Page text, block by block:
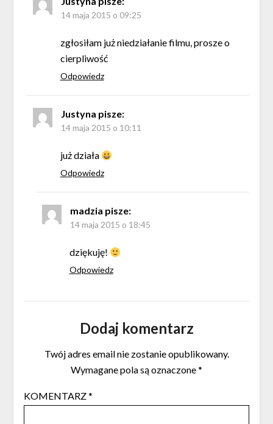
14 maja 2015 o 09:25
zgłosiłam już niedziałanie filmu, prosze o
cierpliwość
Odpowiedz
Justyna pisze:
14 maja 2015 o 10:11
już działa
Odpowiedz
madzia pisze:
14 maja 2015 o 18:45
dziękuję!
Odpowiedz
Dodaj komentarz
Twój adres email nie zostanie opublikowany.
Wymagane pola są oznaczone*
KOMENTARZ*